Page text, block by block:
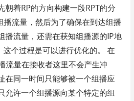
朝着RP的方向构建一段RPT的分
播流量，然后为了确保在到达组播
播流量，还需在获知组播源的IP地
这个过程是可以进行优化的。 在
流量在接收者这里不会产生冲
在同一时间只能够被一个组播应
允许一个组播源向某个特定的组